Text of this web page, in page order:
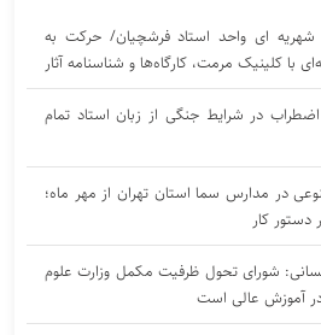
درآمد شهریه ای واحد استاد فرشچیان/ حرکت به
با کلینیک مرمت، کارگاه‌ها و شناسنامه آثار
اضطراب در شرایط جنگی از زبان استاد تمام
در مدارس سما استان تهران از مهر ماه؛
کار
شورای تحول ظرفیت مکمل وزارت علوم
آموزش عالی است